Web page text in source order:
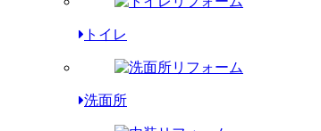
トイレ
洗面所